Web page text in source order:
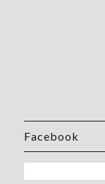
Facebook